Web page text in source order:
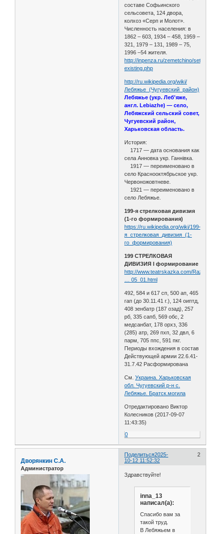
составе Софьинского
сельсовета, 124 двора,
колхоз «Серп и Молот».
Численность населения: в
1862 – 603, 1934 – 458, 1959 –
321, 1979 – 131, 1989 – 75,
1996 –54 жителя.
http://inpenza.ru/zemetchino/
existing.php
http://ru.wikipedia.org/wiki/
Лебяжье_(Чугуевский_район)
Лебяжье (укр. Леб'яже,
англ. Lebiazhe) — село,
Лебяжский сельский совет,
Чугуевский район,
Харьковская область.
История:
1717 — дата основания как
села Анновка укр. Ганнівка.
1917 — переименовано в
село Краснооктябрьское укр.
Червоножовтневе.
1921 — переименовано в
село Лебяжье.
199-я стрелковая дивизия
(1-го формирования)
https://ru.wikipedia.org/wiki/199-
я_стрелковая_дивизия_(1-
го_формирования)
199 СТРЕЛКОВАЯ
ДИВИЗИЯ I формирование
http://www.teatrskazka.com/Raznoe/
… 05_01.html
492, 584 и 617 сп, 500 ап, 465
гап (до 30.11.41 г.), 124 оиптд,
408 зенбатр (187 озад), 257
рб, 335 сапб, 569 обс, 2
медсанбат, 178 орхз, 336
(285) атр, 269 пхп, 32 двл, 6
парм, 705 ппс, 591 пкг.
Периоды вхождения в состав
Действующей армии 22.6.41-
31.7.42 Расформирована
См.Украина. Харьковская
обл. Чугуевский р-н с.
Лебяжье. Братск.могила
Отредактировано Виктор
Колесников (2017-09-07
11:43:35)
0
Поделиться 2
2025-
10-12 11:52:32
Дворянкин С.А.
Администратор
Здравствуйте!
inna_13
написал(а):
Спасибо вам за
такой труд.
В Лебяжьем в